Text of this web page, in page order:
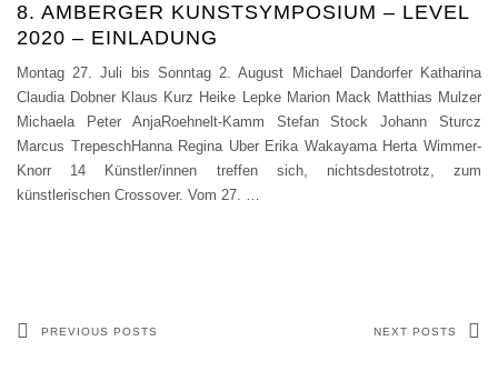
8. AMBERGER KUNSTSYMPOSIUM – LEVEL
2020 – EINLADUNG
Montag 27. Juli bis Sonntag 2. August Michael Dandorfer Katharina
Claudia Dobner Klaus Kurz Heike Lepke Marion Mack Matthias Mulzer
Michaela Peter AnjaRoehnelt-Kamm Stefan Stock Johann Sturcz
Marcus TrepeschHanna Regina Uber Erika Wakayama Herta Wimmer-
Knorr 14 Künstler/innen treffen sich, nichtsdestotrotz, zum
künstlerischen Crossover. Vom 27. …
PREVIOUS POSTS NEXT POSTS